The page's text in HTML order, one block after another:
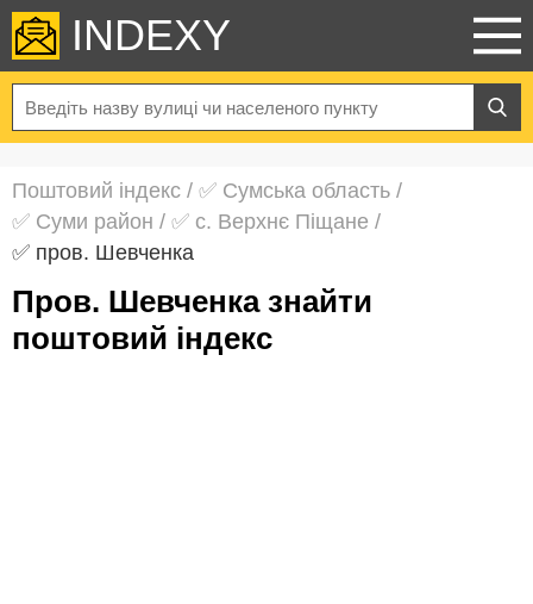
INDEXY
Поштовий індекс / ✅ Сумська область /
✅ Суми район / ✅ с. Верхнє Піщане /
✅ пров. Шевченка
пров. Шевченка знайти
поштовий індекс